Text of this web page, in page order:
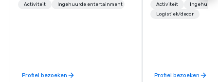
lower carbon footprints. Explore the
Activiteit Ingehuurde entertainment
Profiel bezoeken
transformation. We
facilitate custom
offsites. Whether
Activiteit
Logistiek/decor
Profiel bezoeken